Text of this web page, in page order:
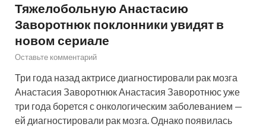
Тяжелобольную Анастасию
Заворотнюк поклонники увидят в
новом сериале
Оставьте комментарий
Три года назад актрисе диагностировали рак мозга
Анастасия Заворотнюк Анастасия Заворотнюс уже
три года борется с онкологическим заболеванием —
ей диагностировали рак мозга. Однако появилась